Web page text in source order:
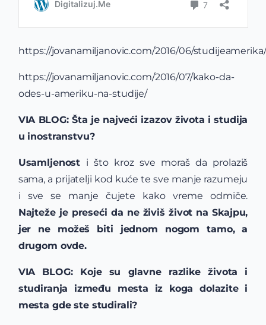
https://jovanamiljanovic.com/2016/06/studijeamerika/
https://jovanamiljanovic.com/2016/07/kako-da-
odes-u-ameriku-na-studije/
VIA BLOG: Šta je najveći izazov života i studija
u inostranstvu?
Usamljenost i što kroz sve moraš da prolaziš
sama, a prijatelji kod kuće te sve manje razumeju
i sve se manje čujete kako vreme odmiče.
Najteže je preseći da ne živiš život na Skajpu,
jer ne možeš biti jednom nogom tamo, a
drugom ovde.
VIA BLOG: Koje su glavne razlike života i
studiranja između mesta iz koga dolazite i
mesta gde ste studirali?